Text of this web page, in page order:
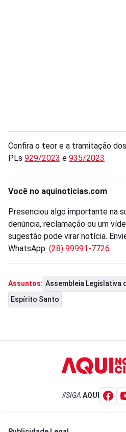
Confira o teor e a tramitação dos
PLs 929/2023 e 935/2023
Você no aquinoticias.com
Presenciou algo importante na
denúncia, reclamação ou um
sugestão pode virar notícia.
WhatsApp: (28) 99991-7726
Assuntos: Assembleia Legislativa
Espírito Santo
#SIGA AQUI